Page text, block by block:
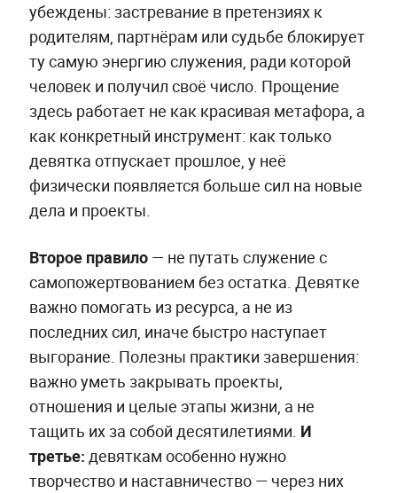
убеждены: застревание в претензиях к
родителям, партнёрам или судьбе блокирует
ту самую энергию служения, ради которой
человек и получил своё число. Прощение
здесь работает не как красивая метафора, а
как конкретный инструмент: как только
девятка отпускает прошлое, у неё
физически появляется больше сил на новые
дела и проекты.
Второе правило— не путать служение с
самопожертвованием без остатка. Девятке
важно помогать из ресурса, а не из
последних сил, иначе быстро наступает
выгорание. Полезны практики завершения:
важно уметь закрывать проекты,
отношения и целые этапы жизни, а не
тащить их за собой десятилетиями. И
третье: девяткам особенно нужно
творчество и наставничество — через них